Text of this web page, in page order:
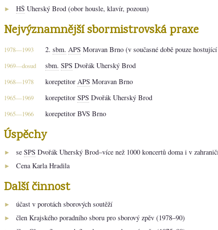
► HŠ Uherský Brod (obor housle, klavír, pozoun)
Nejvýznamnější sbormistrovská praxe
1978—1993 2. sbm. APS Moravan Brno (v současné době pouze
1969—dosud sbm. SPS Dvořák Uherský Brod
1968—1978 korepetitor APS Moravan Brno
1965—1969 korepetitor SPS Dvořák Uherský Brod
1965—1966 korepetitor BVS Brno
Úspěchy
► se SPS Dvořák Uherský Brod–více než 1000 koncertů doma i v
► Cena Karla Hradila
Další činnost
► účast v porotách sborových soutěží
► člen Krajského poradního sboru pro sborový zpěv (1978–90)